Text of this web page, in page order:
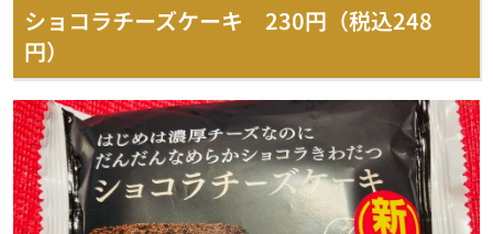
ショコラチーズケーキ 230円（税込248
円）